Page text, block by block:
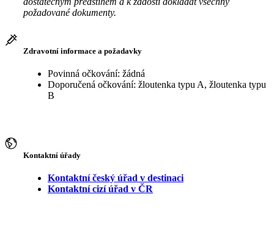
požadované dokumenty.
Zdravotní informace a požadavky
Povinná očkování: žádná
Doporučená očkování: žloutenka typu A, žloutenka typu
B
Kontaktní úřady
Kontaktní český úřad v destinaci
Kontaktní cizí úřad v ČR